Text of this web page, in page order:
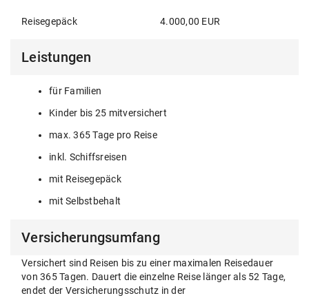
Reisegepäck 4.000,00 EUR
Leistungen
für Familien
Kinder bis 25 mitversichert
max. 365 Tage pro Reise
inkl. Schiffsreisen
mit Reisegepäck
mit Selbstbehalt
Versicherungsumfang
Versichert sind Reisen bis zu einer maximalen Reisedauer
von 365 Tagen. Dauert die einzelne Reise länger als 52 Tage,
endet der Versicherungsschutz in der